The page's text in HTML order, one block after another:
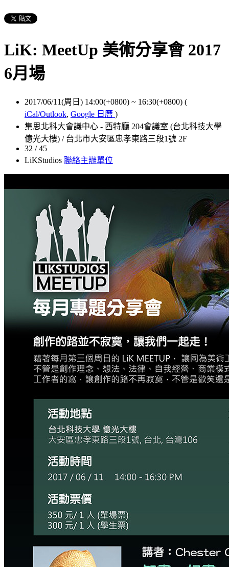
LiK: MeetUp 美術分享會 2017
6月場
2017/06/11(周日) 14:00(+0800) ~ 16:30(+0800) (
iCal/Outlook, Google 日曆 )
集思北科大會議中心 - 西特廳 204會議室 (台北科技大學
億光大樓) / 台北市大安區忠孝東路三段1號 2F
32 / 45
LiKStudios 聯絡主辦單位